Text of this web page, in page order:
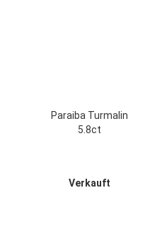
Paraiba Turmalin
5.8ct
Verkauft